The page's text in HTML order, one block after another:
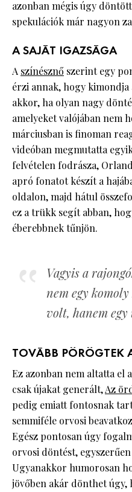
azonban mégis úgy
spekulációk már nagyon
A SAJÁT IGAZSÁGA
A színésznő szerint egy
érzi annak, hogy kimondja
akkor, ha olyan nagy
amelyeket valójában nem
márciusban is finoman
videóban megmutatta
felvételen fodrásza,
apró fonatot készít a
oldalon, majd hátul
ez a trükk segít abban,
éberebbnek tűnjön.
Vagyis a
nem egy
volt, hanem egy
TOVÁBB PÖRÖGTEK
Ez azonban nem altatta el
csak újakat generált,Az
pedig emiatt fontosnak
semmiféle orvosi
Egész pontosan úgy
orvosi döntést,
Ugyanakkor humorosan
jövőben akár dönthet